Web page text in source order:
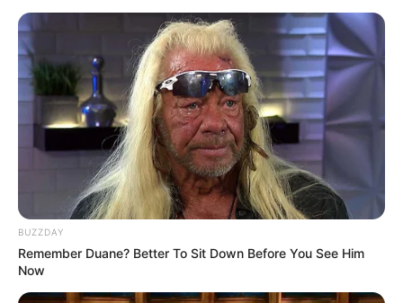
BUZZDAY
Remember Duane? Better To Sit Down Before You See Him
Now